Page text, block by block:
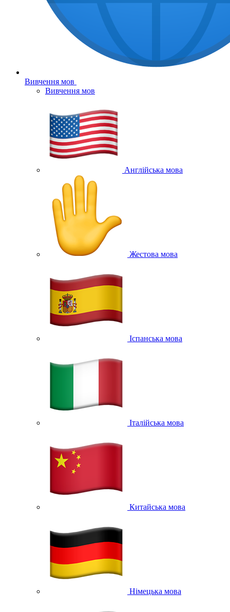
Вивчення мов
Вивчення мов
Англійська мова
Жестова мова
Іспанська мова
Італійська мова
Китайська мова
Німецька мова